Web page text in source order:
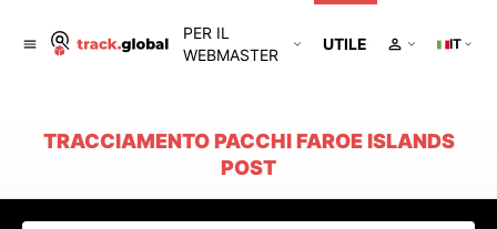
PER IL
WEBMASTER
UTILE IT
TRACCIAMENTO PACCHI FAROE ISLANDS
POST